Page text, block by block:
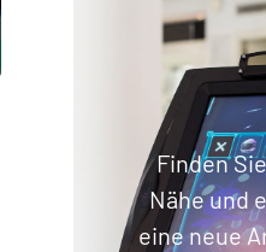
Finden
Nähe und
eine neue